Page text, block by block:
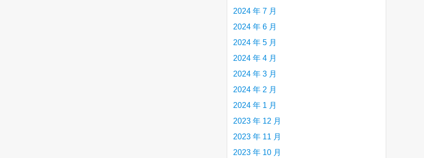
2024 年 7 月
2024 年 6 月
2024 年 5 月
2024 年 4 月
2024 年 3 月
2024 年 2 月
2024 年 1 月
2023 年 12 月
2023 年 11 月
2023 年 10 月